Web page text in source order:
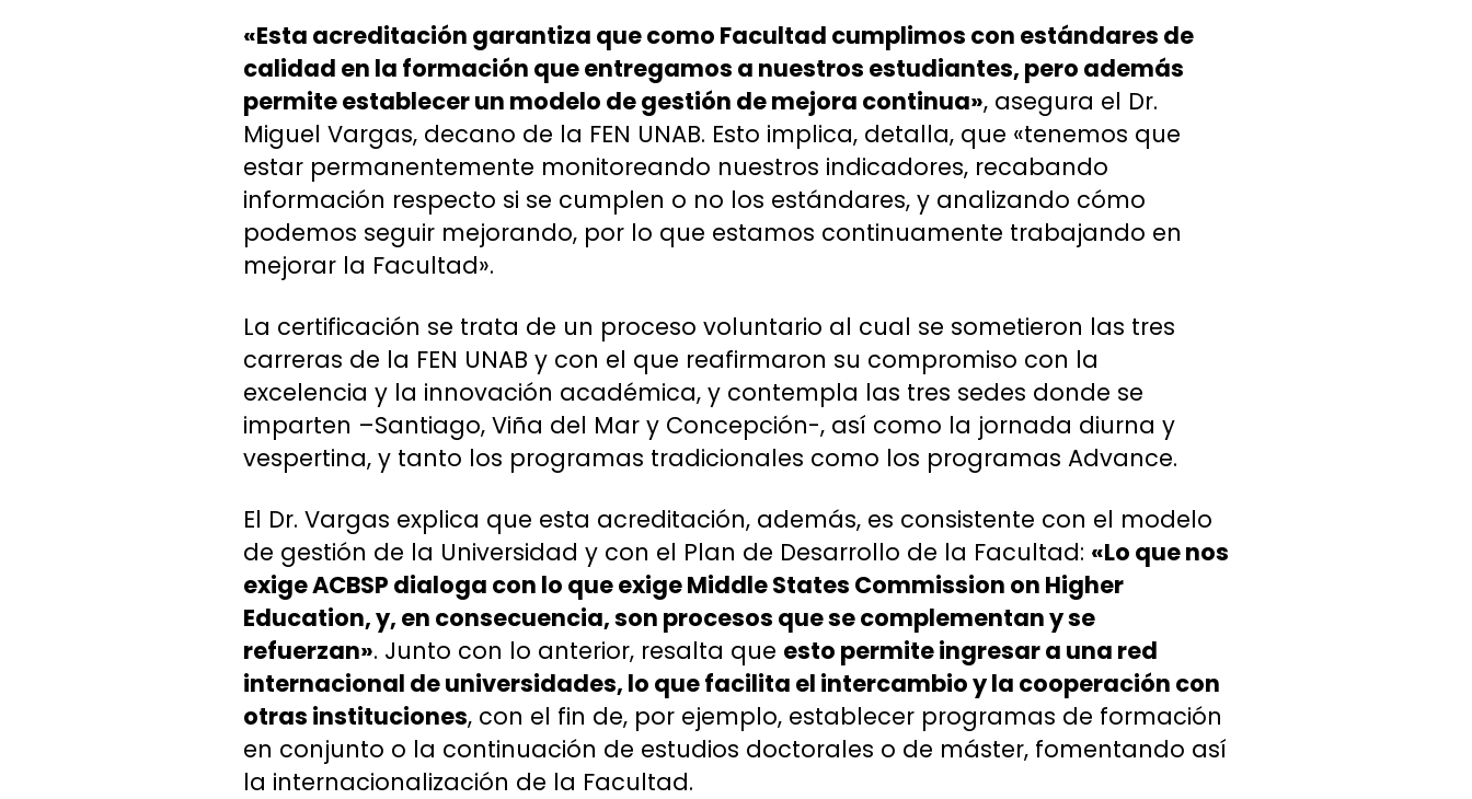
«Esta acreditación garantiza que como Facultad cumplimos con estándares de
calidad en la formación que entregamos a nuestros estudiantes, pero además
permite establecer un modelo de gestión de mejora continua», asegura el Dr.
Miguel Vargas, decano de la FEN UNAB. Esto implica, detalla, que «tenemos que
estar permanentemente monitoreando nuestros indicadores, recabando
información respecto si se cumplen o no los estándares, y analizando cómo
podemos seguir mejorando, por lo que estamos continuamente trabajando en
mejorar la Facultad».
La certificación se trata de un proceso voluntario al cual se sometieron las tres
carreras de la FEN UNAB y con el que reafirmaron su compromiso con la
excelencia y la innovación académica, y contempla las tres sedes donde se
imparten –Santiago, Viña del Mar y Concepción-, así como la jornada diurna y
vespertina, y tanto los programas tradicionales como los programas Advance.
El Dr. Vargas explica que esta acreditación, además, es consistente con el modelo
de gestión de la Universidad y con el Plan de Desarrollo de la Facultad: «Lo que nos
exige ACBSP dialoga con lo que exige Middle States Commission on Higher
Education, y, en consecuencia, son procesos que se complementan y se
refuerzan». Junto con lo anterior, resalta que esto permite ingresar a una red
internacional de universidades, lo que facilita el intercambio y la cooperación con
otras instituciones, con el fin de, por ejemplo, establecer programas de formación
en conjunto o la continuación de estudios doctorales o de máster, fomentando así
la internacionalización de la Facultad.